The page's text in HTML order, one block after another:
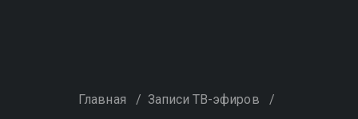
Главная / Записи ТВ-эфиров /